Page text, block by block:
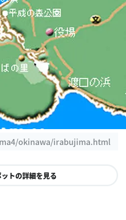
okinawa/irabujima.html
トの詳細を見る